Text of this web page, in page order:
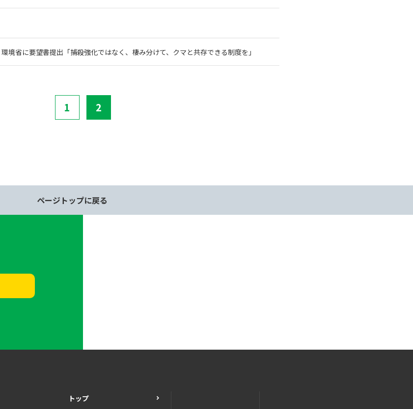
環境省に要望書提出「捕殺強化ではなく、棲み分けて、クマと共存できる制度を」
1 2
ページトップに戻る
トップ